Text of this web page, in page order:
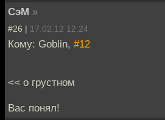
СэМ »
#26 | 17.02.12 12:24
Кому: Goblin, #12
<< о грустном
Вас понял!